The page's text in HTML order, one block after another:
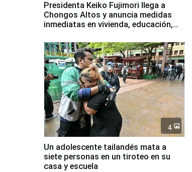
Presidenta Keiko Fujimori llega a
Chongos Altos y anuncia medidas
inmediatas en vivienda, educación,
4
Un adolescente tailandés mata a
siete personas en un tiroteo en su
casa y escuela